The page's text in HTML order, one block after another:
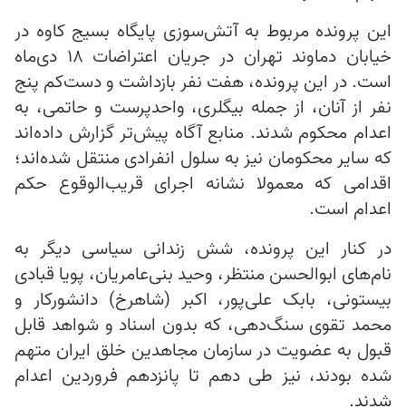
این پرونده مربوط به آتش‌سوزی پایگاه بسیج کاوه در
خیابان دماوند تهران در جریان اعتراضات ۱۸ دی‌ماه
است. در این پرونده، هفت نفر بازداشت و دست‌کم پنج
نفر از آنان، از جمله بیگلری، واحدپرست و حاتمی، به
اعدام محکوم شدند. منابع آگاه پیش‌تر گزارش داده‌اند
که سایر محکومان نیز به سلول انفرادی منتقل شده‌اند؛
اقدامی که معمولا نشانه اجرای قریب‌الوقوع حکم
اعدام است.
در کنار این پرونده، شش زندانی سیاسی دیگر به
نام‌های ابوالحسن منتظر، وحید بنی‌عامریان، پویا قبادی
بیستونی، بابک علی‌پور، اکبر (شاهرخ) دانشورکار و
محمد تقوی سنگ‌دهی، که بدون اسناد و شواهد قابل
قبول به عضویت در سازمان مجاهدین خلق ایران متهم
شده بودند، نیز طی دهم تا پانزدهم فروردین اعدام
شدند.